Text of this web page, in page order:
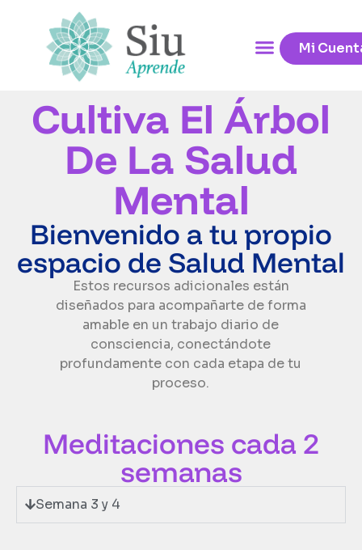
Mi
Cultiva El Árbol
De La Salud
Mental
Bienvenido a tu propio
espacio de Salud Mental
Estos recursos adicionales están
diseñados para acompañarte de forma
amable en un trabajo diario de
consciencia, conectándote
profundamente con cada etapa de tu
proceso.
Meditaciones cada 2
semanas
Semana 3 y 4